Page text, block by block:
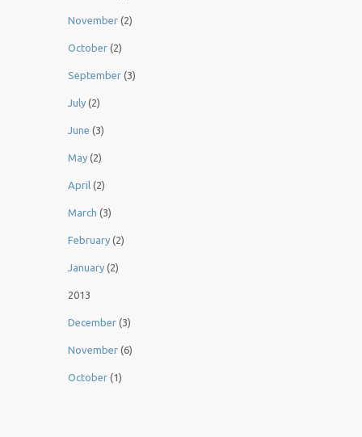
November (2)
October (2)
September (3)
July (2)
June (3)
May (2)
April (2)
March (3)
February (2)
January (2)
2013
December (3)
November (6)
October (1)